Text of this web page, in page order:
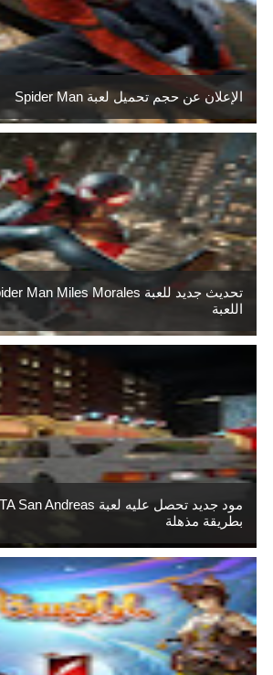
الإعلان عن حجم تحميل لعبة Spider Man
اللعبة
بطريقة مذهلة